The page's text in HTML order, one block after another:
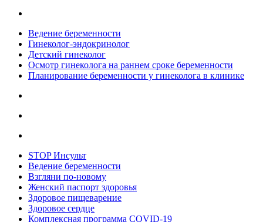
Ведение беременности
Гинеколог-эндокринолог
Детский гинеколог
Осмотр гинеколога на раннем сроке беременности
Планирование беременности у гинеколога в клинике
STOP Инсульт
Ведение беременности
Взгляни по-новому
Женский паспорт здоровья
Здоровое пищеварение
Здоровое сердце
Комплексная программа COVID-19